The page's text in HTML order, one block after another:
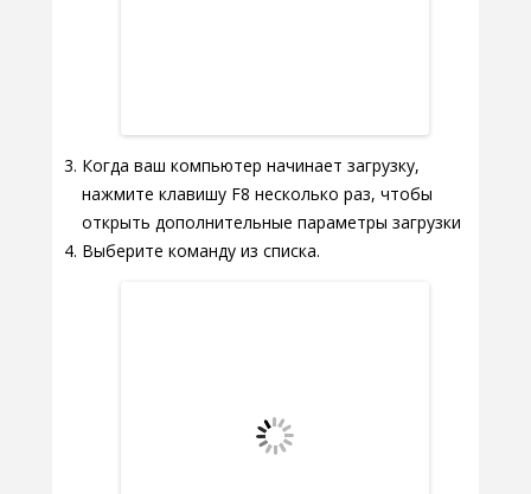
Когда ваш компьютер начинает загрузку,
нажмите клавишу F8 несколько раз, чтобы
открыть дополнительные параметры загрузки
Выберите команду из списка.